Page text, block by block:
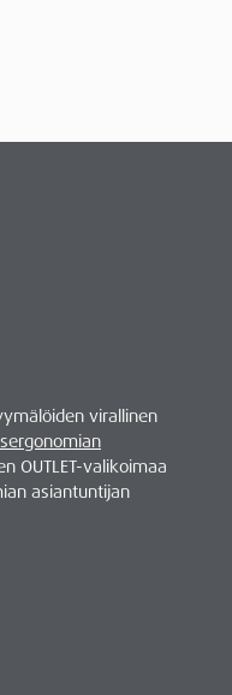
virallinen
OUTLET-valikoimaa
asiantuntijan